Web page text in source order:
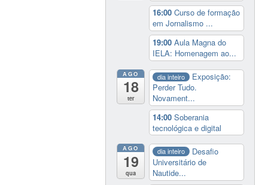
16:00Curso de formação
em Jornalismo ...
19:00Aula Magna do
IELA: Homenagem ao...
AGO
18
ter
dia inteiro
Exposição:
Perder Tudo.
Novament...
14:00Soberania
tecnológica e digital
AGO
19
qua
dia inteiro
Desafio
Universitário de
Nautide...